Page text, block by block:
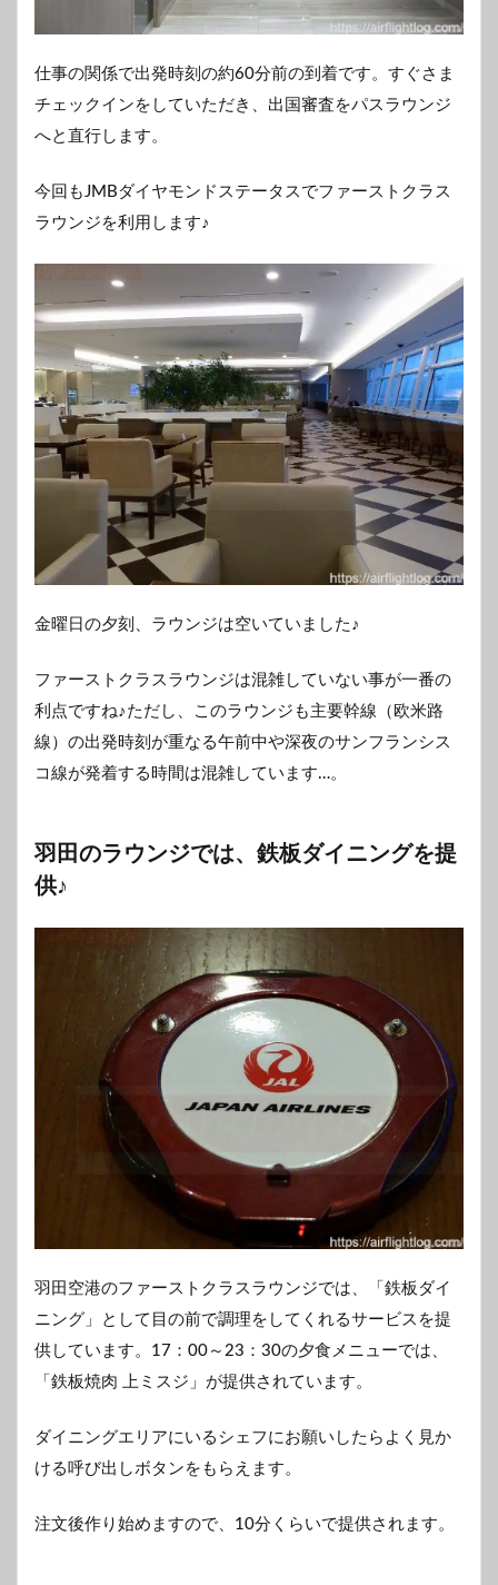
仕事の関係で出発時刻の約60分前の到着です。すぐさま
チェックインをしていただき、出国審査をパスラウンジ
へと直行します。
今回もJMBダイヤモンドステータスでファーストクラス
ラウンジを利用します♪
金曜日の夕刻、ラウンジは空いていました♪
ファーストクラスラウンジは混雑していない事が一番の
利点ですね♪ただし、このラウンジも主要幹線（欧米路
線）の出発時刻が重なる午前中や深夜のサンフランシス
コ線が発着する時間は混雑しています…。
羽田のラウンジでは、鉄板ダイニングを提
供♪
羽田空港のファーストクラスラウンジでは、「鉄板ダイ
ニング」として目の前で調理をしてくれるサービスを提
供しています。17：00～23：30の夕食メニューでは、
「鉄板焼肉 上ミスジ」が提供されています。
ダイニングエリアにいるシェフにお願いしたらよく見か
ける呼び出しボタンをもらえます。
注文後作り始めますので、10分くらいで提供されます。